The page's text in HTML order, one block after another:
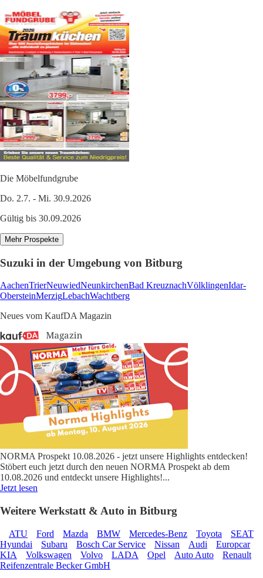
Die Möbelfundgrube
Do. 2.7. - Mi. 30.9.2026
Gültig bis 30.09.2026
Mehr Prospekte
Suzuki in der Umgebung von Bitburg
AachenTrierNeuwiedNeunkirchenBad KreuznachVölklingenIdar-
ObersteinMerzigLebachWachtberg
Neues vom KaufDA Magazin
NORMA Prospekt 10.08.2026 - jetzt unsere Highlights entdecken!
Stöbert euch jetzt durch den neuen NORMA Prospekt ab dem
10.08.2026 und entdeckt unsere Highlights!...
Jetzt lesen
Weitere Werkstatt & Auto in Bitburg
ATU Ford Mazda BMW Mercedes-Benz Toyota
SEAT
Hyundai
Subaru Bosch Car Service Nissan Audi
Europcar
KIA
Volkswagen Volvo LADA Opel Auto Auto
Renault
Reifenzentrale Becker GmbH